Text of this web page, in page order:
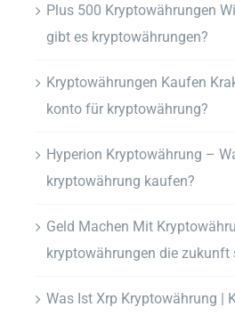
Plus 500 Kryptowährungen
gibt es kryptowährungen?
Kryptowährungen Kaufen
konto für kryptowährung?
Hyperion Kryptowährung –
kryptowährung kaufen?
Geld Machen Mit
kryptowährungen die zukunft
Was Ist Xrp Kryptowährung |